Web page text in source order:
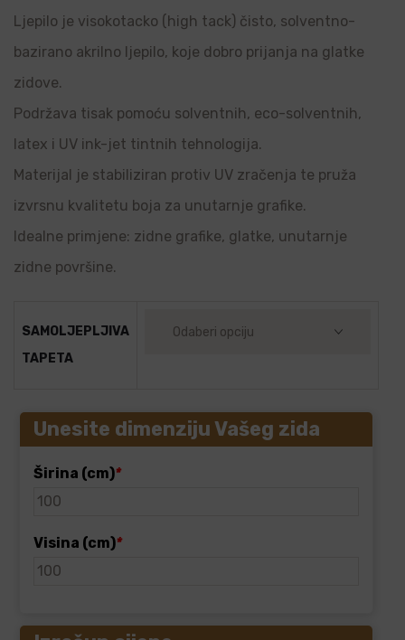
Ljepilo je visokotacko (high tack) čisto, solventno-
bazirano akrilno ljepilo, koje dobro prijanja na glatke
zidove.
Podržava tisak pomoću solventnih, eco-solventnih,
latex i UV ink-jet tintnih tehnologija.
Materijal je stabiliziran protiv UV zračenja te pruža
izvrsnu kvalitetu boja za unutarnje grafike.
Idealne primjene: zidne grafike, glatke, unutarnje
zidne površine.
SAMOLJEPLJIVA
TAPETA
Unesite dimenziju Vašeg zida
Širina (cm)*
Visina (cm)*